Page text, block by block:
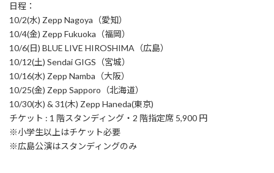
日程：
10/2(水) Zepp Nagoya（愛知）
10/4(金) Zepp Fukuoka（福岡）
10/6(日) BLUE LIVE HIROSHIMA（広島）
10/12(土) Sendai GIGS（宮城）
10/16(水) Zepp Namba（大阪）
10/25(金) Zepp Sapporo（北海道）
10/30(水) & 31(木) Zepp Haneda(東京)
チケット : 1 階スタンディング・2 階指定席 5,900 円
※小学生以上はチケット必要
※広島公演はスタンディングのみ